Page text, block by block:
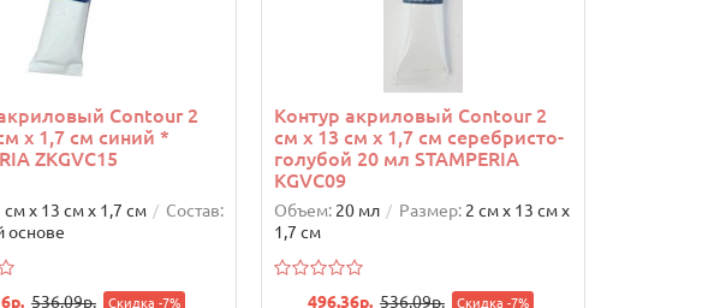
Contour 2
х 1,7 см синий *
ZKGVC15
см х 13 см х 1,7 см
Состав:
основе
536.09р. Скидка -7%
Контур акриловый Contour 2
см х 13 см х 1,7 см серебристо-
голубой 20 мл STAMPERIA
KGVC09
Объем: 20 мл Размер: 2 см х 13 см х
1,7 см
496.36р. 536.09р. Скидка -7%